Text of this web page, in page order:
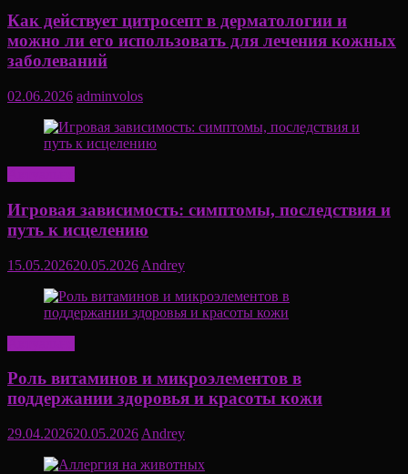
Как действует цитросепт в дерматологии и
можно ли его использовать для лечения кожных
заболеваний
02.06.2026 adminvolos
Игровая зависимость: симптомы, последствия и
путь к исцелению
15.05.202620.05.2026 Andrey
Роль витаминов и микроэлементов в
поддержании здоровья и красоты кожи
29.04.202620.05.2026 Andrey